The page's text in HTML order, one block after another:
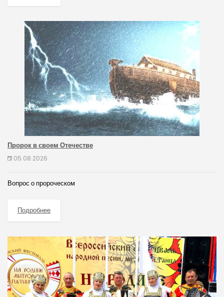
Пророк в своем Отечестве
05.08.2026
Вопрос о пророческом
Подробнее